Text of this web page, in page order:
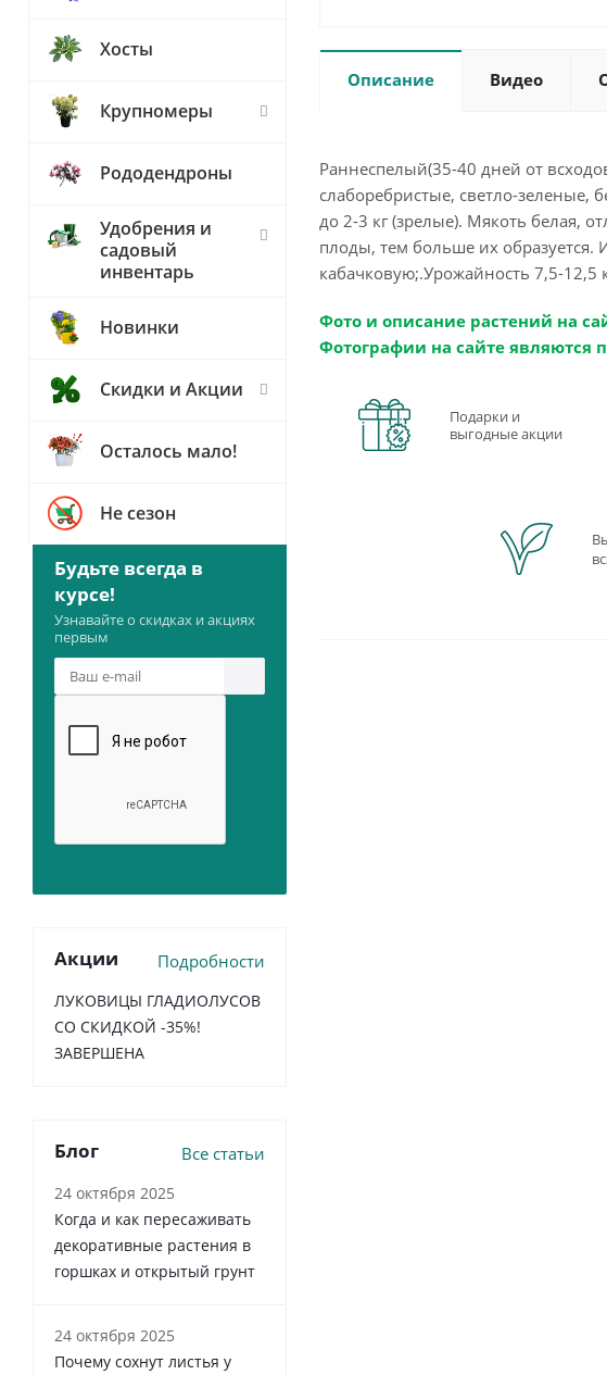
Описание Видео
Раннеспелый(35-40 дней от
слаборебристые, светло-зеленые,
до 2-3 кг (зрелые). Мякоть белая,
плоды, тем больше их образуется.
кабачковую;.Урожайность 7,5-12,5
Фото и описание растений на
Фотографии на сайте являются
Подарки и
выгодные акции
Хосты
Крупномеры
Рододендроны
Удобрения и
садовый
инвентарь
Новинки
Скидки и Акции
Осталось мало!
Не сезон
Будьте всегда в
курсе!
Узнавайте о скидках и акциях
первым
Акции Подробности
ЛУКОВИЦЫ ГЛАДИОЛУСОВ
СО СКИДКОЙ -35%!
ЗАВЕРШЕНА
Блог Все статьи
24 октября 2025
Когда и как пересаживать
декоративные растения в
горшках и открытый грунт
24 октября 2025
Почему сохнут листья у